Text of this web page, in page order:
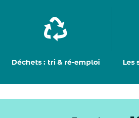
Déchets : tri & ré-emploi Les